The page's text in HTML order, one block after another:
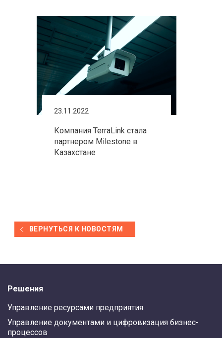
23.11.2022
Компания TerraLink стала
партнером Milestone в
Казахстане
ВЕРНУТЬСЯ К НОВОСТЯМ
Решения
Управление ресурсами предприятия
Управление документами и цифровизация бизнес-
процессов